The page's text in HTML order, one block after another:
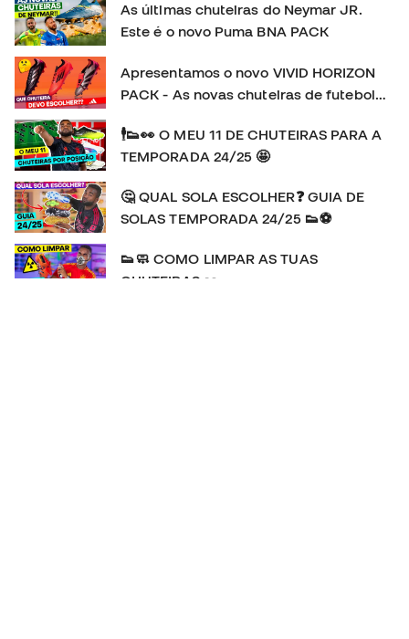
As últimas chuteiras do Neymar JR.
Este é o novo Puma BNA PACK
Apresentamos o novo VIVID HORIZON
PACK - As novas chuteiras de futebol
🕴👟👀 O MEU 11 DE CHUTEIRAS PARA A
TEMPORADA 24/25 🤩
🤔 QUAL SOLA ESCOLHER❓ GUIA DE
SOLAS TEMPORADA 24/25 👟⚽
👟🧼 COMO LIMPAR AS TUAS
CHUTEIRAS 👀